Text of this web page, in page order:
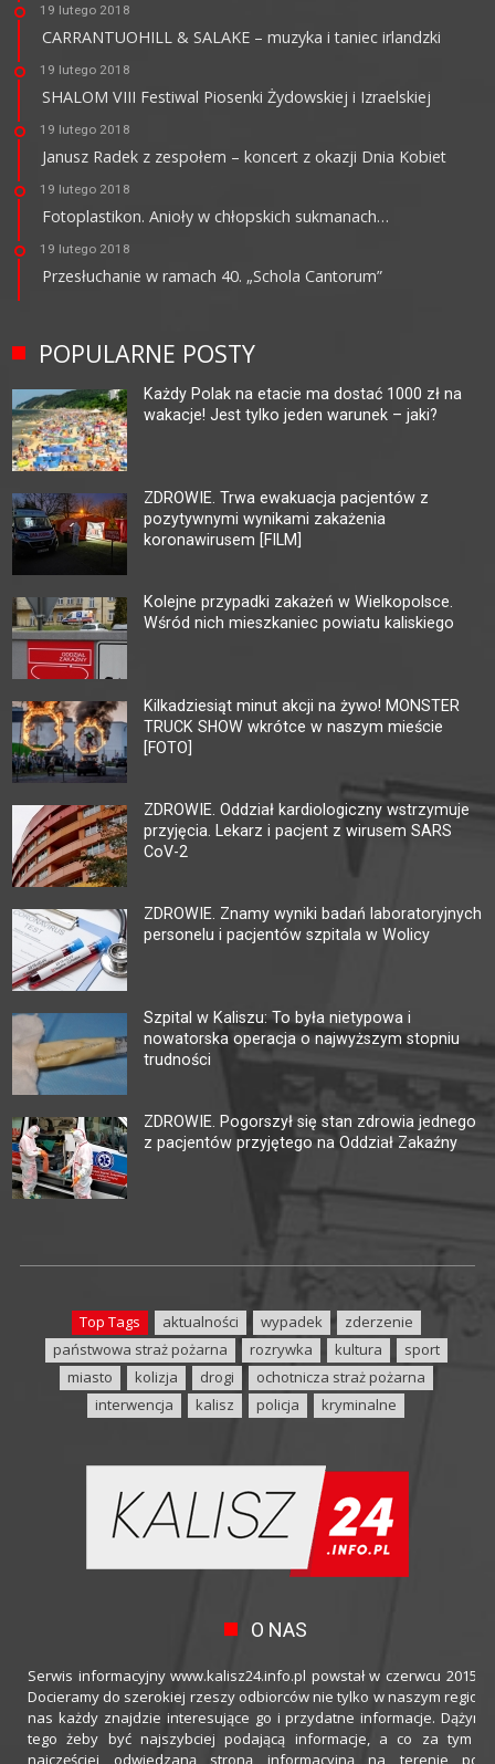
19 lutego 2018
CARRANTUOHILL & SALAKE – muzyka i taniec irlandzki
19 lutego 2018
SHALOM VIII Festiwal Piosenki Żydowskiej i Izraelskiej
19 lutego 2018
Janusz Radek z zespołem – koncert z okazji Dnia Kobiet
19 lutego 2018
Fotoplastikon. Anioły w chłopskich sukmanach…
19 lutego 2018
Przesłuchanie w ramach 40. „Schola Cantorum”
POPULARNE POSTY
Każdy Polak na etacie ma dostać 1000 zł na
wakacje! Jest tylko jeden warunek – jaki?
ZDROWIE. Trwa ewakuacja pacjentów z
pozytywnymi wynikami zakażenia
koronawirusem [FILM]
Kolejne przypadki zakażeń w Wielkopolsce.
Wśród nich mieszkaniec powiatu kaliskiego
Kilkadziesiąt minut akcji na żywo! MONSTER
TRUCK SHOW wkrótce w naszym mieście
[FOTO]
ZDROWIE. Oddział kardiologiczny wstrzymuje
przyjęcia. Lekarz i pacjent z wirusem SARS
CoV-2
ZDROWIE. Znamy wyniki badań laboratoryjnych
personelu i pacjentów szpitala w Wolicy
Szpital w Kaliszu: To była nietypowa i
nowatorska operacja o najwyższym stopniu
trudności
ZDROWIE. Pogorszył się stan zdrowia jednego
z pacjentów przyjętego na Oddział Zakaźny
Top Tags aktualności wypadek
zderzenie
państwowa straż pożarna
rozrywka kultura
sport
miasto
kolizja drogi
ochotnicza straż pożarna
interwencja
kalisz policja kryminalne
O NAS
Serwis informacyjny www.kalisz24.info.pl powstał w czerwcu 2015
Docieramy do szerokiej rzeszy odbiorców nie tylko w naszym
nas każdy znajdzie interesujące go i przydatne informacje.
tego żeby być najszybciej podającą informacje, a co za tym
najczęściej odwiedzaną stroną informacyjną na terenie